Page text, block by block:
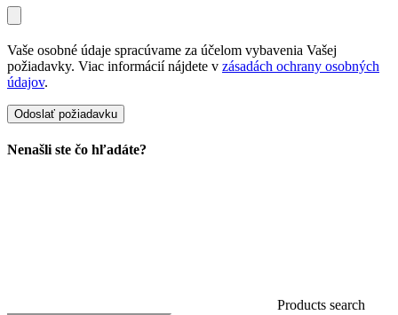
Vaše osobné údaje spracúvame za účelom vybavenia Vašej
požiadavky. Viac informácií nájdete v zásadách ochrany osobných
údajov.
Nenašli ste čo hľadáte?
Products search